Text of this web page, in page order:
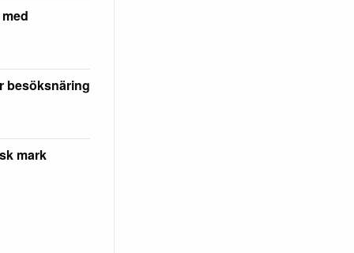
besöksnäring
mark